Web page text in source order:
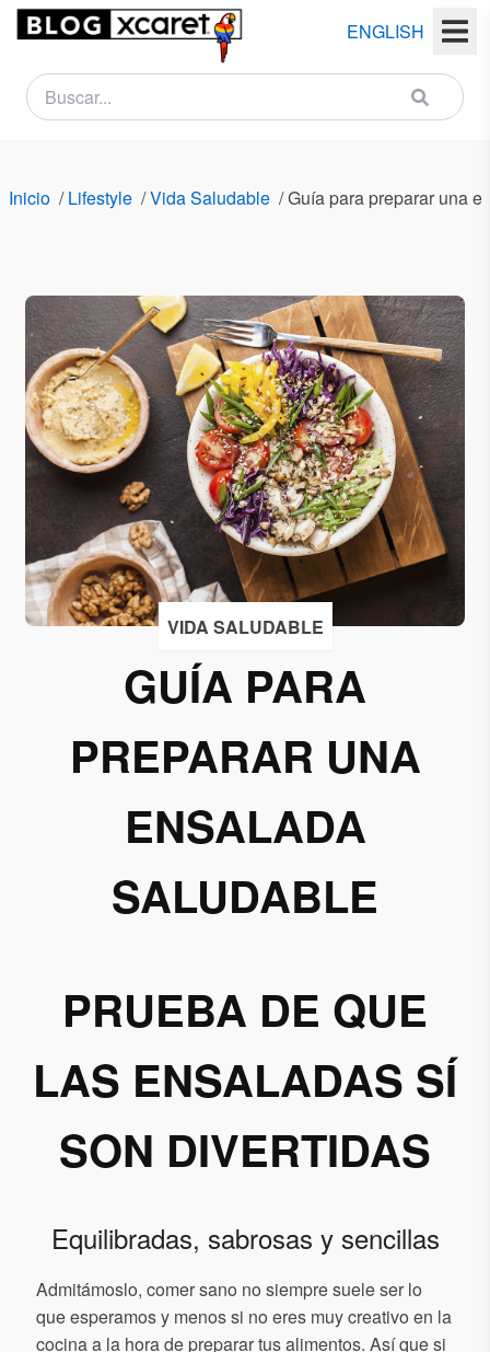
ENGLISH
Inicio /Lifestyle /Vida Saludable /Guía para preparar una
VIDA SALUDABLE
GUÍA PARA
PREPARAR UNA
ENSALADA
SALUDABLE
PRUEBA DE QUE
LAS ENSALADAS SÍ
SON DIVERTIDAS
Equilibradas, sabrosas y sencillas
Admitámoslo, comer sano no siempre suele ser lo
que esperamos y menos si no eres muy creativo en la
cocina a la hora de preparar tus alimentos. Así que si
NEWSLETTER
Nombre
(s)
Email
País
Acepto
recibir
correos
de
permiso
para
a esta lista